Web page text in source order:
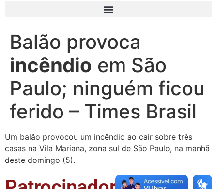
Balão provoca
incêndio em São
Paulo; ninguém ficou
ferido – Times Brasil
Um balão provocou um incêndio ao cair sobre três
casas na Vila Mariana, zona sul de São Paulo, na manhã
deste domingo (5).